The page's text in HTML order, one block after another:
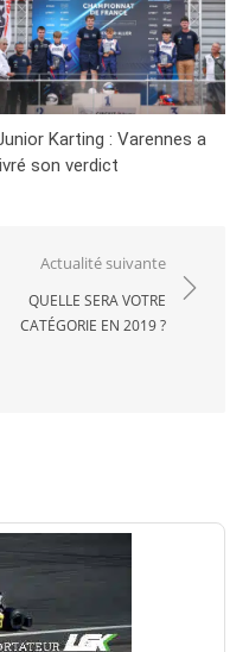
Karting : Varennes a
son verdict
Actualité suivante
QUELLE SERA VOTRE
CATÉGORIE EN 2019 ?